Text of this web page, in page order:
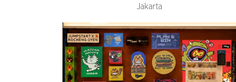
Jakarta